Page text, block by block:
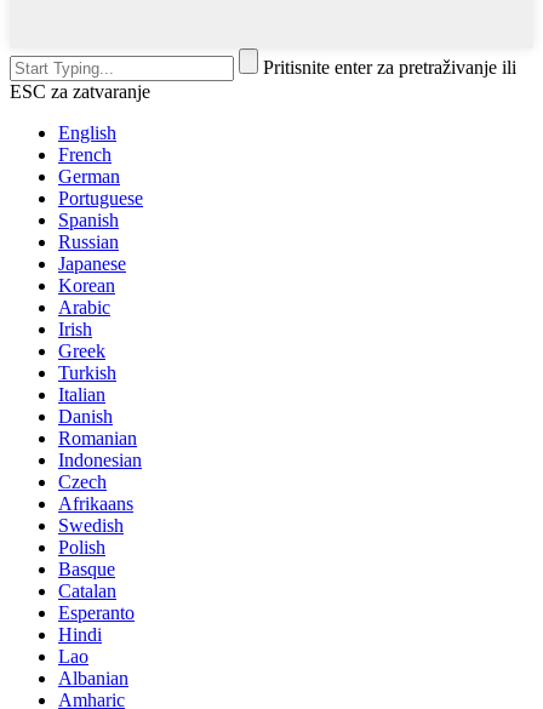
Pritisnite enter za pretraživanje ili
ESC za zatvaranje
English
French
German
Portuguese
Spanish
Russian
Japanese
Korean
Arabic
Irish
Greek
Turkish
Italian
Danish
Romanian
Indonesian
Czech
Afrikaans
Swedish
Polish
Basque
Catalan
Esperanto
Hindi
Lao
Albanian
Amharic